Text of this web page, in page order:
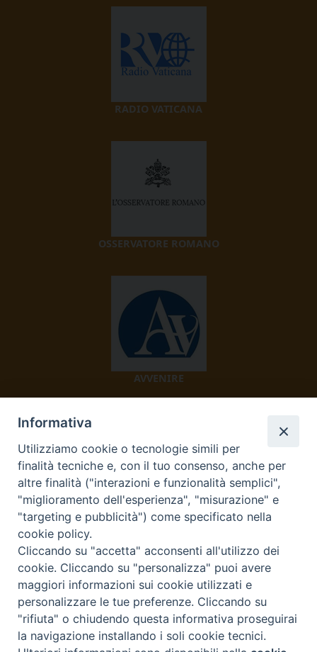
RADIO VATICANA
OSSERVATORE ROMANO
AVVENIRE
TV 2000
Diocesi di Ivrea
Curia Vescovile Piazza Castello, 3 10015 Ivrea (To) Tel.
0125.641138 Fax 0125.40296 segreteriacuria@diocesivrea.it
Informativa
Utilizziamo cookie o tecnologie simili per
finalità tecniche e, con il tuo consenso, anche per
altre finalità ("interazioni e funzionalità semplici",
"miglioramento dell'esperienza", "misurazione" e
"targeting e pubblicità") come specificato nella
cookie policy.
Cliccando su "accetta" acconsenti all'utilizzo dei
cookie. Cliccando su "personalizza" puoi avere
maggiori informazioni sui cookie utilizzati e
personalizzare le tue preferenze. Cliccando su
"rifiuta" o chiudendo questa informativa proseguirai
la navigazione installando i soli cookie tecnici.